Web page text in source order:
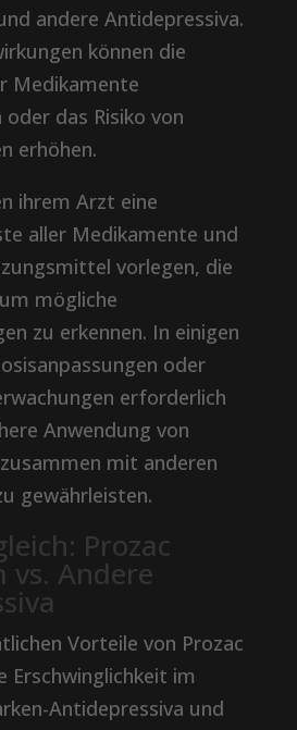
andere Antidepressiva.
können die
Medikamente
das Risiko von
erhöhen.
ihrem Arzt eine
aller Medikamente und
vorlegen, die
mögliche
zu erkennen. In einigen
oder
erforderlich
Anwendung von
mit anderen
gewährleisten.
Prozac
vs. Andere
Vorteile von Prozac
Erschwinglichkeit im
Antidepressiva und